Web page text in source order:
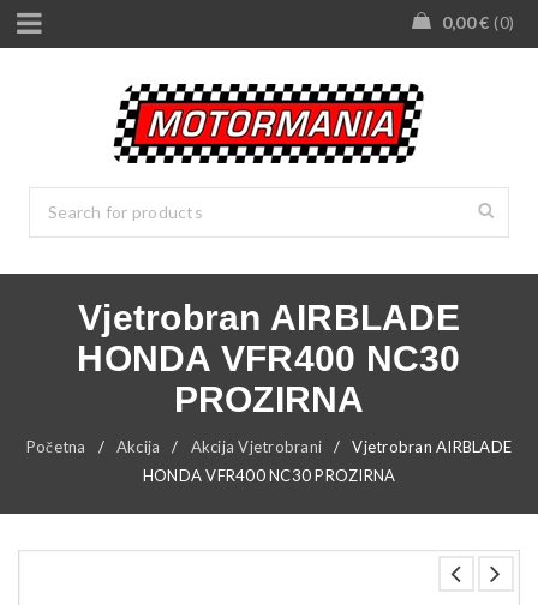
0,00€ 0
Vjetrobran AIRBLADE
HONDA VFR400 NC30
PROZIRNA
Početna / Akcija / Akcija Vjetrobrani /
Vjetrobran AIRBLADE
HONDA VFR400 NC30 PROZIRNA